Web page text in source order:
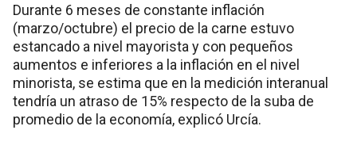
Durante 6 meses de constante inflación
(marzo/octubre) el precio de la carne estuvo
estancado a nivel mayorista y con pequeños
aumentos e inferiores a la inflación en el nivel
minorista, se estima que en la medición interanual
tendría un atraso de 15% respecto de la suba de
promedio de la economía, explicó Urcía.